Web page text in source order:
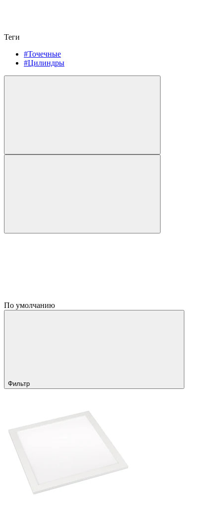
Теги
#Точечные
#Цилиндры
По умолчанию
Фильтр